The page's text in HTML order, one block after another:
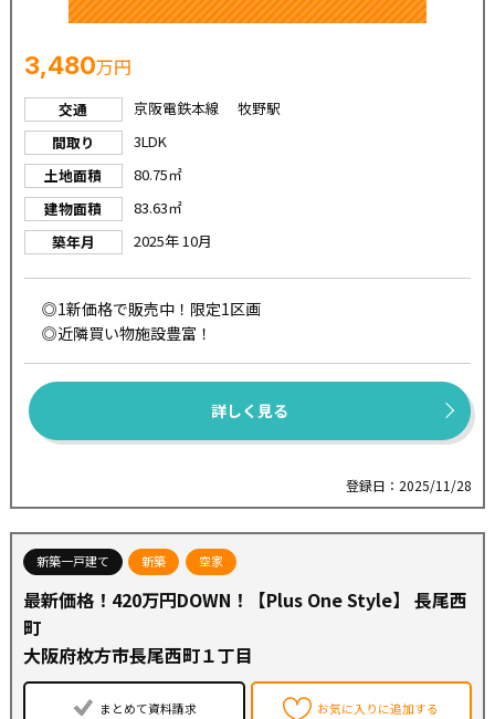
3,480万円
交通
京阪電鉄本線 牧野駅
間取り
3LDK
土地面積
80.75㎡
建物面積
83.63㎡
築年月
2025年 10月
◎1新価格で販売中！限定1区画
◎近隣買い物施設豊富！
詳しく見る
登録日：2025/11/28
新築一戸建て 新築 空家
最新価格！420万円DOWN！【Plus One Style】 長尾西
町
大阪府枚方市長尾西町１丁目
まとめて資料請求 お気に入りに追加する